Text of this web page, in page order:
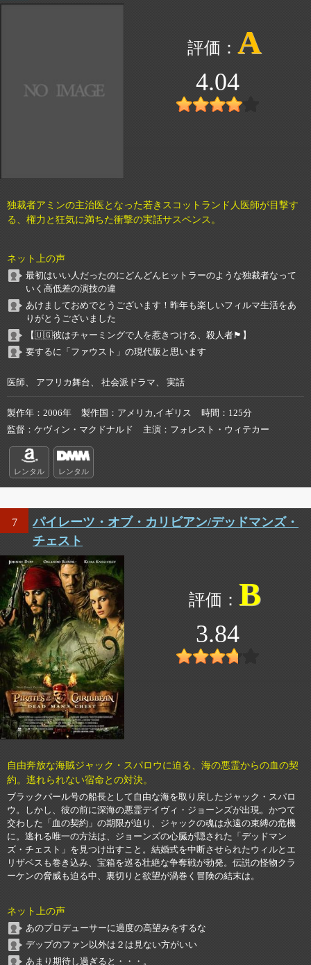
A
4.04
独裁者アミンの主治医となった若きスコットランド人医師が目撃す
る、権力と狂気に満ちた衝撃の実話サスペンス。
ネット上の声
最初はいい人だったのにどんどんヒットラーのような独裁者なって
いく高低差の演技の違
あけましておめでとうございます！昨年も楽しいフィルマ生活をあ
りがとうございました
【🇺🇬彼はチャーミングで人を惹きつける、殺人者🏴󠁧󠁢󠁳󠁣󠁴󠁿】
要するに「ファウスト」の現代版と思います
医師、 アフリカ舞台、 社会派ドラマ、 実話
製作年 2006年 製作国 アメリカ,イギリス 時間
125分
監督
ケヴィン・マクドナルド 主演 フォレスト・ウィテカー
レンタル レンタル
7
パイレーツ・オブ・カリビアン/デッドマンズ・
チェスト
B
3.84
自由奔放な海賊ジャック・スパロウに迫る、海の悪霊からの血の契
約。逃れられない宿命との対決。
ブラックパール号の船長として自由な海を取り戻したジャック・スパロ
ウ。しかし、彼の前に深海の悪霊デイヴィ・ジョーンズが出現。かつて
交わした「血の契約」の期限が迫り、ジャックの魂は永遠の束縛の危機
に。逃れる唯一の方法は、ジョーンズの心臓が隠された「デッドマン
ズ・チェスト」を見つけ出すこと。結婚式を中断させられたウィルとエ
リザベスも巻き込み、宝箱を巡る壮絶な争奪戦が勃発。伝説の怪物クラ
ーケンの脅威も迫る中、裏切りと欲望が渦巻く冒険の結末は。
ネット上の声
あのプロデューサーに過度の高望みをするな
デップのファン以外は２は見ない方がいい
あまり期待し過ぎると・・・。